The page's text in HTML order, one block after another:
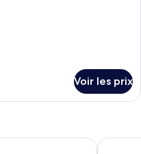
Voir les prix
Prince